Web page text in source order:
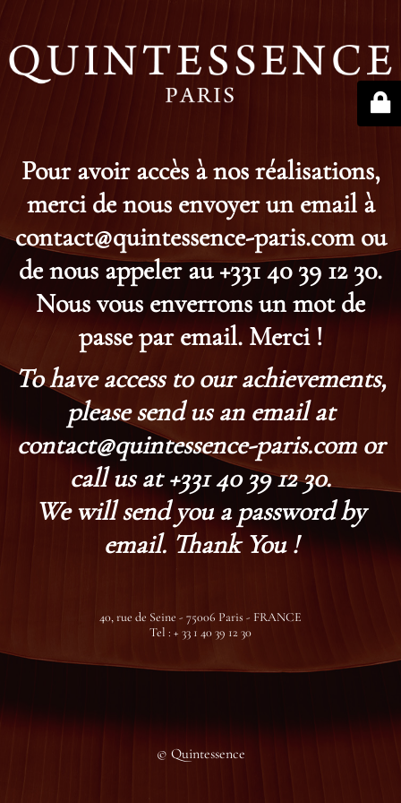
Pour avoir accès à nos réalisations,
merci de nous envoyer un email à
contact@quintessence-paris.com ou
de nous appeler au +331 40 39 12 30.
Nous vous enverrons un mot de
passe par email. Merci !
To have access to our achievements,
please send us an email at
contact@quintessence-paris.com or
call us at +331 40 39 12 30.
We will send you a password by
email. Thank You !
40, rue de Seine - 75006 Paris - FRANCE
Tel : + 33 1 40 39 12 30
© Quintessence